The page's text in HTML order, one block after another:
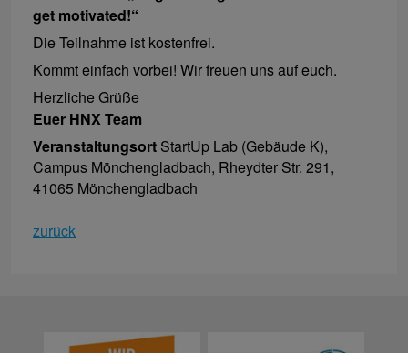
get motivated!“
Die Teilnahme ist kostenfrei.
Kommt einfach vorbei! Wir freuen uns auf euch.
Herzliche Grüße
Euer HNX Team
Veranstaltungsort StartUp Lab (Gebäude K),
Campus Mönchengladbach, Rheydter Str. 291,
41065 Mönchengladbach
zurück